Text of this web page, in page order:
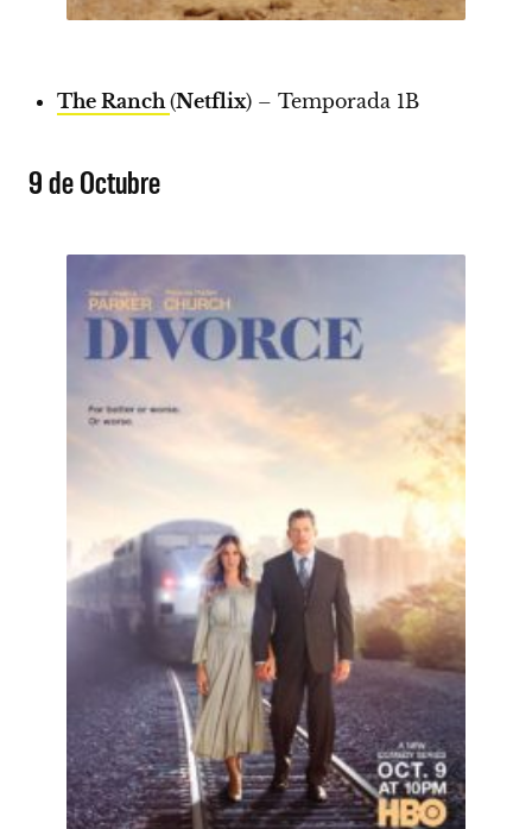
The Ranch (Netflix) – Temporada 1B
9 de Octubre